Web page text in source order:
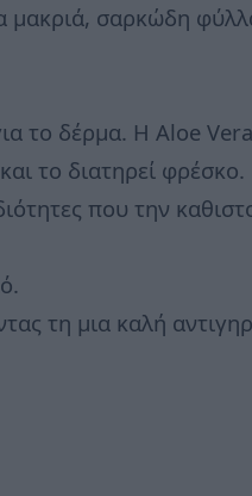
μακριά, σαρκώδη
το δέρμα. Η Aloe
το διατηρεί φρέσκο.
που την
τη μια καλή